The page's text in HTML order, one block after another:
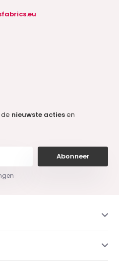
nieuwste actiesen
Abonneer